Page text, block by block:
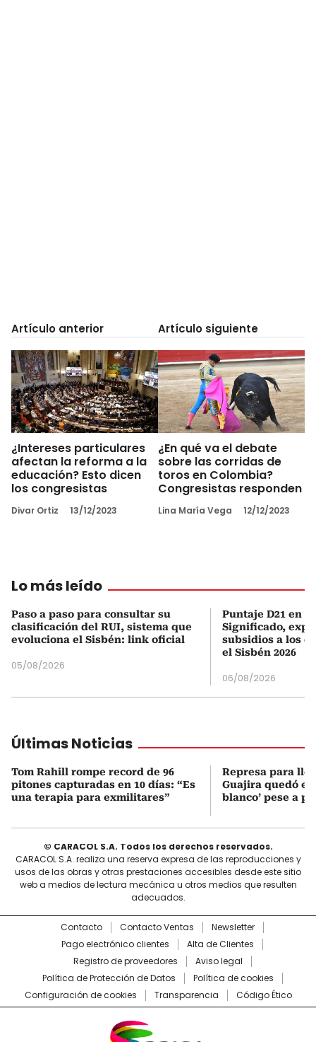
Artículo anterior
¿Intereses particulares
afectan la reforma a la
educación? Esto dicen
los congresistas
Divar Ortiz 13/12/2023
Artículo siguiente
¿En qué va el debate
sobre las corridas de
toros en Colombia?
Congresistas responden
Lina María Vega 12/12/2023
Lo más leído
Paso a paso para consultar su
clasificación del RUI, sistema que
evoluciona el Sisbén: link oficial
05/08/2026
Puntaje D21 en
Significado,
subsidios a los
el Sisbén 2026
06/08/2026
Últimas Noticias
Tom Rahill rompe record de 96
pitones capturadas en 10 días: “Es
una terapia para exmilitares”
Represa para
Guajira quedó en
blanco’ pese a
© CARACOL S.A. Todos los derechos reservados.
CARACOL S.A. realiza una reserva expresa de las reproducciones y
usos de las obras y otras prestaciones accesibles desde este sitio
web a medios de lectura mecánica u otros medios que resulten
adecuados.
Contacto Contacto Ventas
Newsletter
Pago electrónico clientes
Alta de Clientes
Registro de proveedores
Aviso legal
Política de Protección de Datos
Política de cookies
Configuración de cookies
Transparencia Código Ético